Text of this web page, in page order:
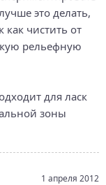
это делать,
как чистить от
рельефную
для ласк
зоны
1 апреля 2012